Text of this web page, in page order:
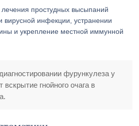
лечения простудных высыпаний
вирусной инфекции, устранении
и укрепление местной иммунной
фурункулеза у
вскрытие гнойного очага в